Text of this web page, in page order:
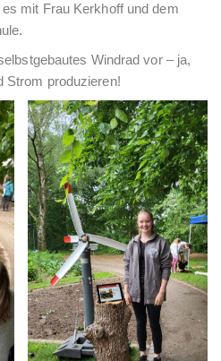
mit Frau Kerkhoff und dem
Windrad vor – ja,
Strom produzieren!